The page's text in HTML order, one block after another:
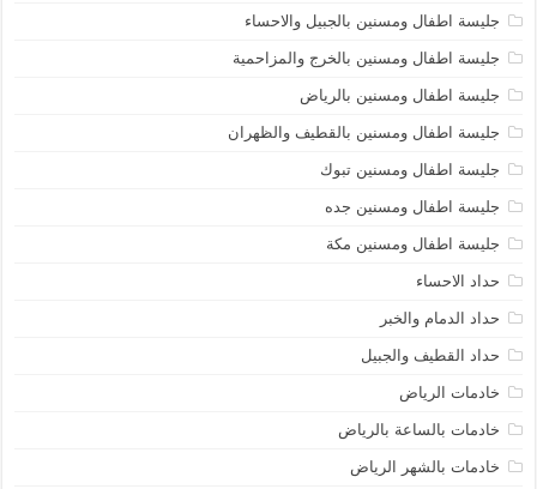
جليسة اطفال ومسنين بالجبيل والاحساء
جليسة اطفال ومسنين بالخرج والمزاحمية
جليسة اطفال ومسنين بالرياض
جليسة اطفال ومسنين بالقطيف والظهران
جليسة اطفال ومسنين تبوك
جليسة اطفال ومسنين جده
جليسة اطفال ومسنين مكة
حداد الاحساء
حداد الدمام والخبر
حداد القطيف والجبيل
خادمات الرياض
خادمات بالساعة بالرياض
خادمات بالشهر الرياض